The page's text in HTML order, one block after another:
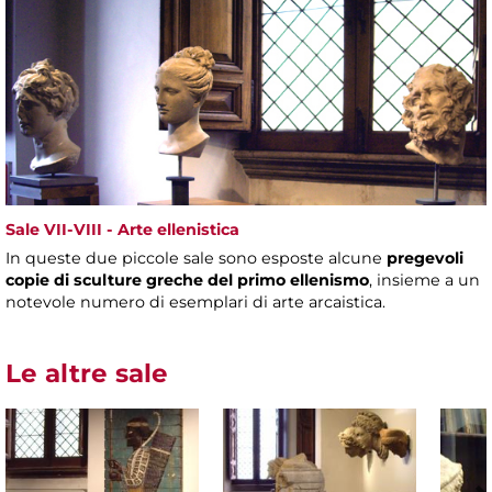
Sale VII-VIII - Arte ellenistica
In queste due piccole sale sono esposte alcune pregevoli
copie di sculture greche del primo ellenismo, insieme a un
notevole numero di esemplari di arte arcaistica.
Le altre sale